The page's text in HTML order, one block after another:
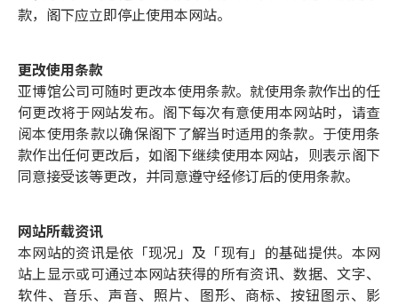
款，阁下应立即停止使用本网站。
更改使用条款
亚博馆公司可随时更改本使用条款。就使用条款作出的任
何更改将于网站发布。阁下每次有意使用本网站时，请查
阅本使用条款以确保阁下了解当时适用的条款。于使用条
款作出任何更改后，如阁下继续使用本网站，则表示阁下
同意接受该等更改，并同意遵守经修订后的使用条款。
网站所载资讯
本网站的资讯是依「现况」及「现有」的基础提供。本网
站上显示或可通过本网站获得的所有资讯、数据、文字、
软件、音乐、声音、照片、图形、商标、按钮图示、影